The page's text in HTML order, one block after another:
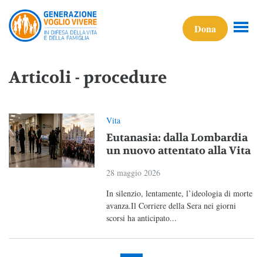
Dona
Articoli - procedure
Vita
Eutanasia: dalla Lombardia
un nuovo attentato alla Vita
28 maggio 2026
In silenzio, lentamente, l’ideologia di morte
avanza.Il Corriere della Sera nei giorni
scorsi ha anticipato...